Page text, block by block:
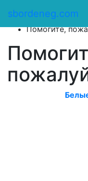
sbordeneg.com
Оказать помощь
Помогите,